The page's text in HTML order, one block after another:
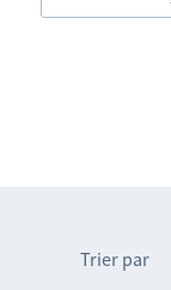
Trier par